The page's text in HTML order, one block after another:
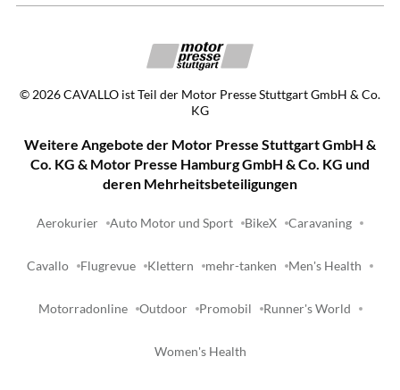
© 2026CAVALLO ist Teil der Motor Presse Stuttgart GmbH & Co.
KG
Weitere Angebote der Motor Presse Stuttgart GmbH &
Co. KG & Motor Presse Hamburg GmbH & Co. KG und
deren Mehrheitsbeteiligungen
Aerokurier Auto Motor und Sport BikeX Caravaning
Cavallo Flugrevue Klettern mehr-tanken Men's Health
Motorradonline Outdoor Promobil Runner's World
Women's Health